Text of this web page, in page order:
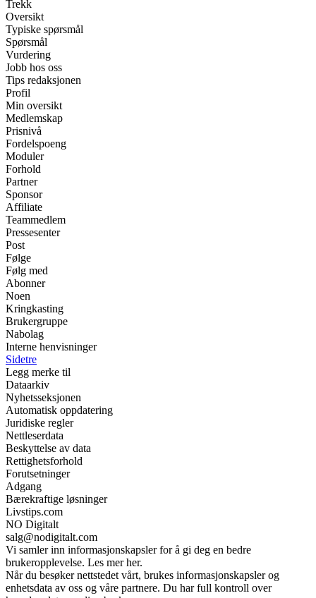
Trekk
Oversikt
Typiske spørsmål
Spørsmål
Vurdering
Jobb hos oss
Tips redaksjonen
Profil
Min oversikt
Medlemskap
Prisnivå
Fordelspoeng
Moduler
Forhold
Partner
Sponsor
Affiliate
Teammedlem
Pressesenter
Post
Følge
Følg med
Abonner
Noen
Kringkasting
Brukergruppe
Nabolag
Interne henvisninger
Sidetre
Legg merke til
Dataarkiv
Nyhetsseksjonen
Automatisk oppdatering
Juridiske regler
Nettleserdata
Beskyttelse av data
Rettighetsforhold
Forutsetninger
Adgang
Bærekraftige løsninger
Livstips.com
NO Digitalt
salg@nodigitalt.com
Vi samler inn informasjonskapsler for å gi deg en bedre
brukeropplevelse. Les mer her.
Når du besøker nettstedet vårt, brukes informasjonskapsler og
enhetsdata av oss og våre partnere. Du har full kontroll over